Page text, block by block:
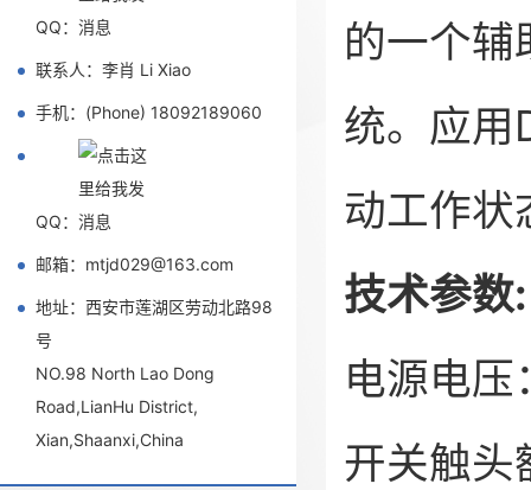
QQ：
联系人：李肖 Li Xiao
手机：(Phone) 18092189060
QQ：
邮箱：mtjd029@163.com
地址：西安市莲湖区劳动北路98
号
NO.98 North Lao Dong
Road,LianHu District,
Xian,Shaanxi,China
的一个辅
统。应用
动工作状
技术参数:
电源电
开关触头